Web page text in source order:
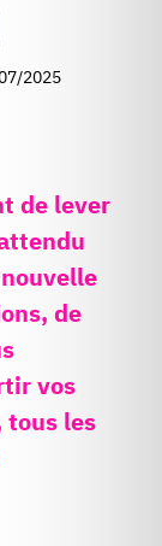
2025
de lever
de
vos
tous les